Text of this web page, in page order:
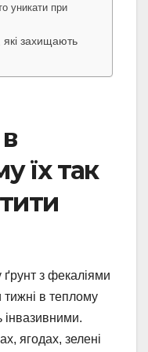
уникати при
які захищають
їх так
з фекаліями
в теплому
інвазивними.
ягодах, зелені